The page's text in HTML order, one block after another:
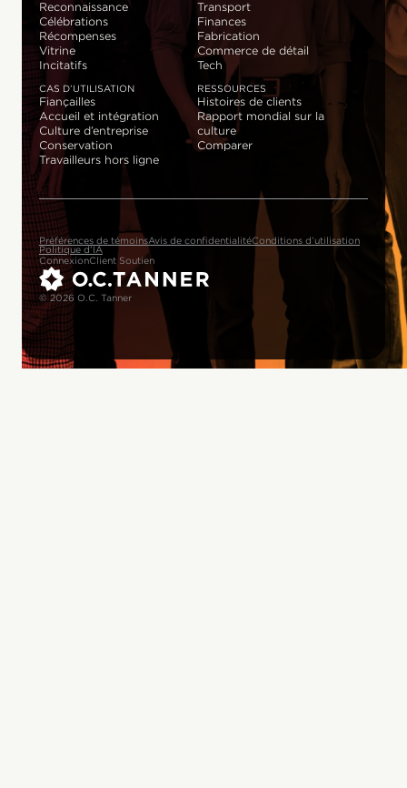
Reconnaissance
Célébrations
Récompenses
Vitrine
Incitatifs
Transport
Finances
Fabrication
Commerce de détail
Tech
CAS D’UTILISATION
Fiançailles
Accueil et intégration
Culture d’entreprise
Conservation
Travailleurs hors ligne
RESSOURCES
Histoires de clients
Rapport mondial sur la
culture
Comparer
Préférences de témoinsAvis de confidentialitéConditions d’utilisation
Politique d’IA
ConnexionClient Soutien
© 2026 O.C. Tanner